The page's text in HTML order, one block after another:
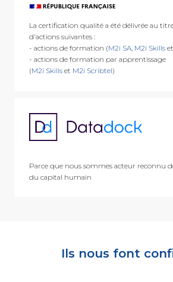
La certification qualité a été délivrée au
d'actions suivantes :
- actions de formation (M2i SA, M2i Skillset
- actions de formation par apprentissage
(M2i Skillset M2i Scribtel)
Parce que nous sommes acteur reconnu
du capital humain
Ils nous font